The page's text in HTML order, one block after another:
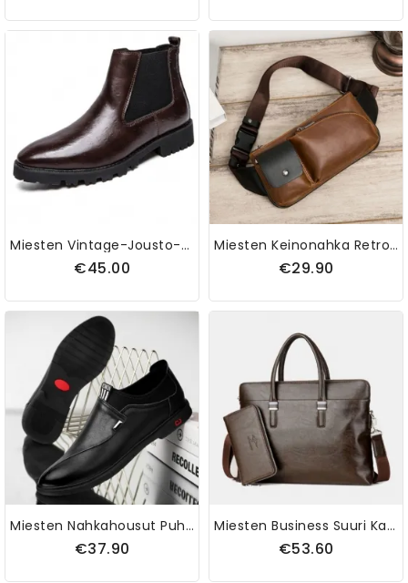
Miesten Vintage-Jousto-Slip-On Business-Nahkaiset Chelsea-Nilkkurit
€45.00
Miesten Keinonahka Retro Business Casual Multi-Carry Vyötärölaukku Rintalaukku Sling Bag
€29.90
Miesten Nahkahousut Puhdasväriset Tikkaukset Pukeutuvat Business Formal Loafers -kengät
€37.90
Miesten Business Suuri Kapasiteetti Vedenpitävä Yksivärinen Crossbody Bag Käsilaukku
€53.60